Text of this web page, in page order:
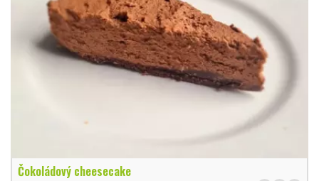
Čokoládový cheesecake